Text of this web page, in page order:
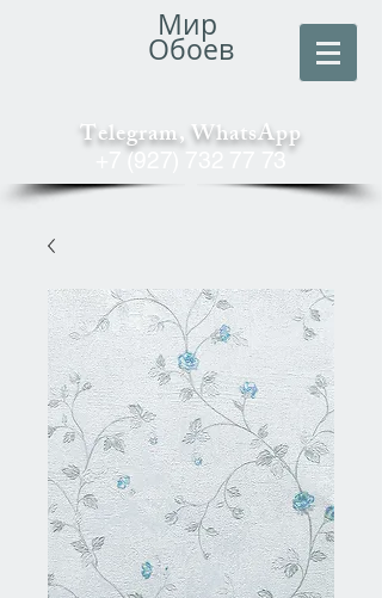
Мир
Обоев
Telegram, WhatsApp
+7 (927) 732 77 73